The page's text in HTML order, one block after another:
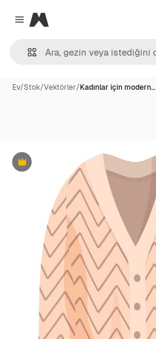
Close menu
Magnific
Ev/Stok/Vektörler/Kadınlar için modern…
Premium